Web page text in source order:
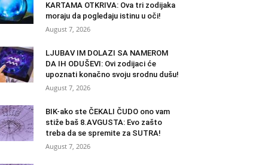
KARTAMA OTKRIVA: Ova tri zodijaka
moraju da pogledaju istinu u oči!
August 7, 2026
LJUBAV IM DOLAZI SA NAMEROM
DA IH ODUŠEVI: Ovi zodijaci će
upoznati konačno svoju srodnu dušu!
August 7, 2026
BIK-ako ste ČEKALI ČUDO ono vam
stiže baš 8.AVGUSTA: Evo zašto
treba da se spremite za SUTRA!
August 7, 2026